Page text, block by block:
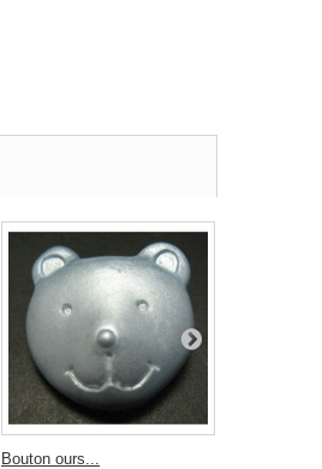
Bouton ours...